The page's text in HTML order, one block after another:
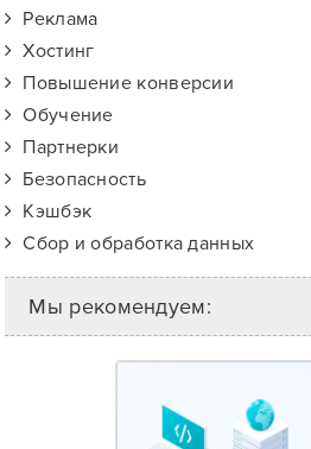
Реклама
Хостинг
Повышение конверсии
Обучение
Партнерки
Безопасность
Кэшбэк
Сбор и обработка данных
Мы рекомендуем: